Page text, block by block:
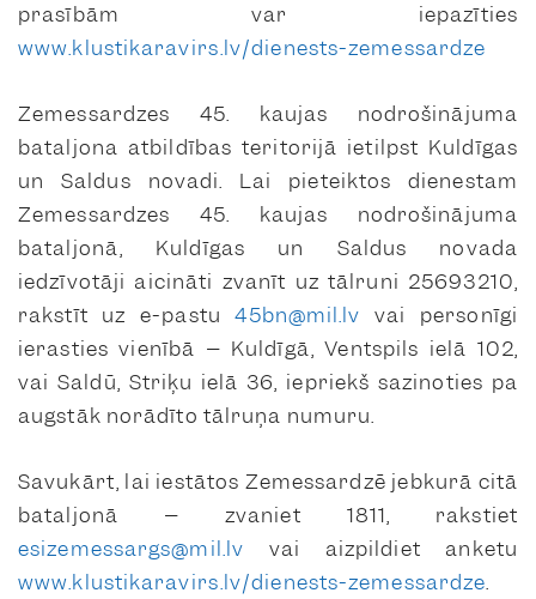
prasībām var iepazīties
www.klustikaravirs.lv/dienests-zemessardze
Zemessardzes 45. kaujas nodrošinājuma
bataljona atbildības teritorijā ietilpst Kuldīgas
un Saldus novadi. Lai pieteiktos dienestam
Zemessardzes 45. kaujas nodrošinājuma
bataljonā, Kuldīgas un Saldus novada
iedzīvotāji aicināti zvanīt uz tālruni 25693210,
rakstīt uz e-pastu45bn@mil.lv vai personīgi
ierasties vienībā – Kuldīgā, Ventspils ielā 102,
vai Saldū, Striķu ielā 36, iepriekš sazinoties pa
augstāk norādīto tālruņa numuru.
Savukārt, lai iestātos Zemessardzē jebkurā citā
bataljonā – zvaniet 1811, rakstiet
esizemessargs@mil.lv vai aizpildiet anketu
www.klustikaravirs.lv/dienests-zemessardze.